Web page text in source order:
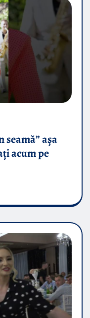
seamă” așa
acum pe